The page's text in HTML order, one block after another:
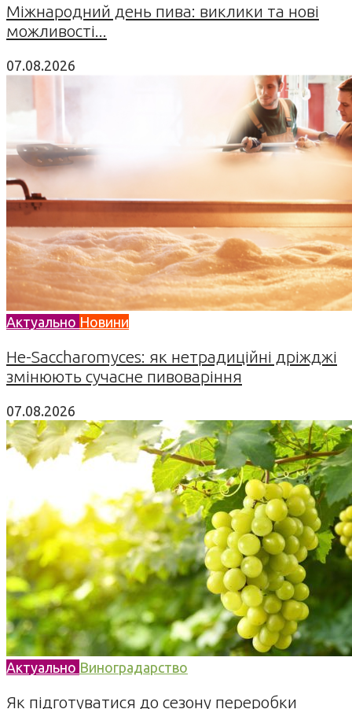
Міжнародний день пива: виклики та нові
можливості...
07.08.2026
Актуально Новини
Не-Saccharomyces: як нетрадиційні дріжджі
змінюють сучасне пивоваріння
07.08.2026
Актуально Виноградарство
Як підготуватися до сезону переробки